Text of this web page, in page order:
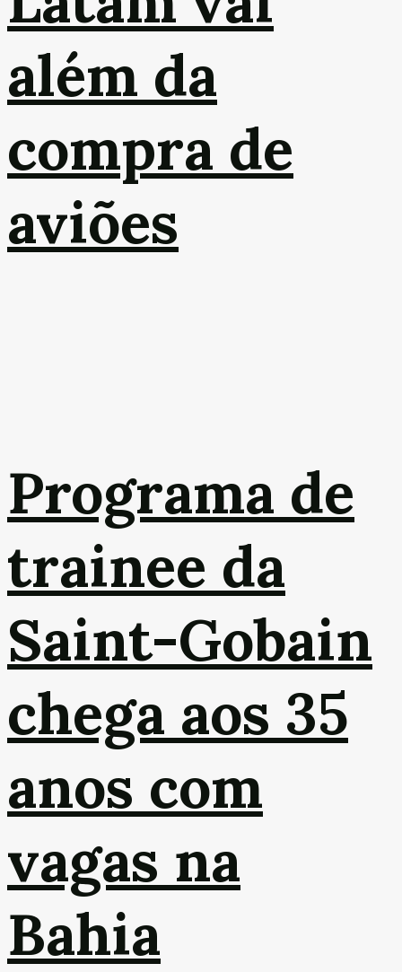
além da
compra de
aviões
Programa de
trainee da
Saint-Gobain
chega aos 35
anos com
vagas na
Bahia